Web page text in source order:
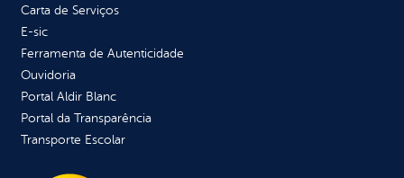
Carta de Serviços
E-sic
Ferramenta de Autenticidade
Ouvidoria
Portal Aldir Blanc
Portal da Transparência
Transporte Escolar